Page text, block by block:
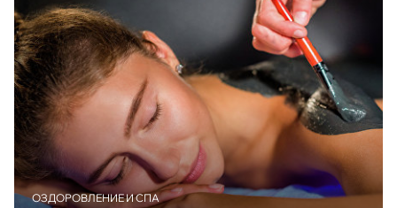
ОЗДОРОВЛЕНИЕ И СПА